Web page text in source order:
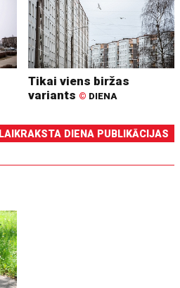
Tikai viens biržas
variants © DIENA
LAIKRAKSTA DIENA PUBLIKĀCIJAS